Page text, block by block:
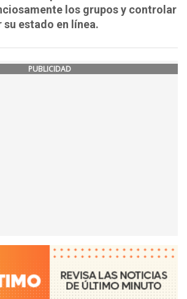
los grupos y controlar
su estado en línea.
PUBLICIDAD